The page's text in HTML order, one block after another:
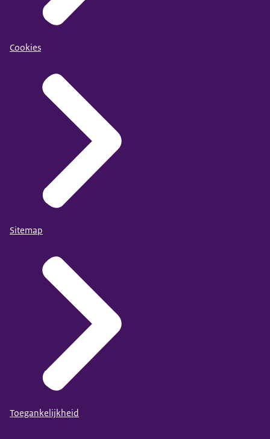
Cookies
Sitemap
Toegankelijkheid